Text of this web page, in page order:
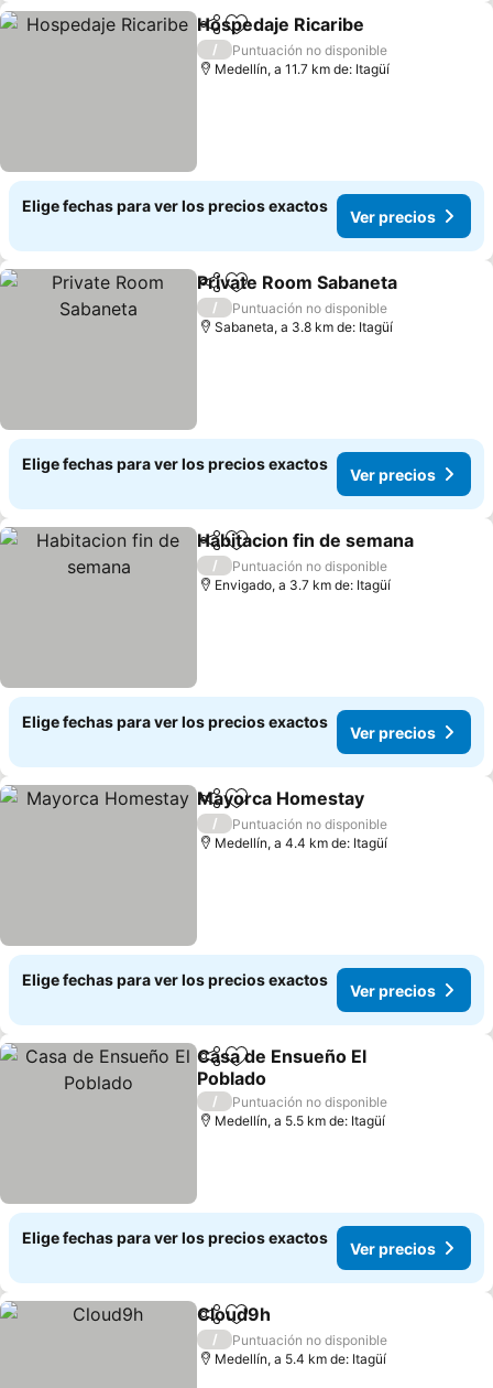
CompartirAgregar a favoritos
Hospedaje Ricaribe
/
Puntuación no disponible
Medellín, a 11.7 km de: Itagüí
Elige fechas para ver los precios exactos
Ver precios
CompartirAgregar a favoritos
Private Room Sabaneta
/
Puntuación no disponible
Sabaneta, a 3.8 km de: Itagüí
Elige fechas para ver los precios exactos
Ver precios
CompartirAgregar a favoritos
Habitacion fin de semana
/
Puntuación no disponible
Envigado, a 3.7 km de: Itagüí
Elige fechas para ver los precios exactos
Ver precios
CompartirAgregar a favoritos
Mayorca Homestay
/
Puntuación no disponible
Medellín, a 4.4 km de: Itagüí
Elige fechas para ver los precios exactos
Ver precios
CompartirAgregar a favoritos
Casa de Ensueño El
Poblado
Ver precios
/
Puntuación no disponible
Medellín, a 5.5 km de: Itagüí
Elige fechas para ver los precios exactos
Ver precios
CompartirAgregar a favoritos
Cloud9h
/
Puntuación no disponible
Medellín, a 5.4 km de: Itagüí